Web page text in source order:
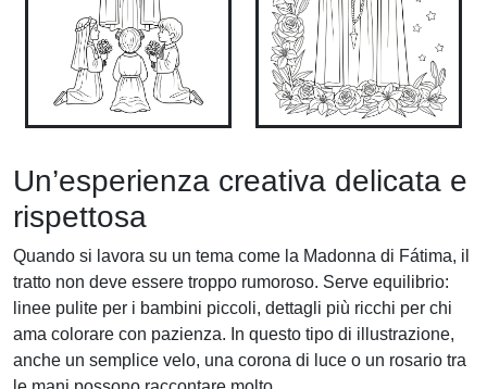
Un’esperienza creativa delicata e
rispettosa
Quando si lavora su un tema come la Madonna di Fátima, il
tratto non deve essere troppo rumoroso. Serve equilibrio:
linee pulite per i bambini piccoli, dettagli più ricchi per chi
ama colorare con pazienza. In questo tipo di illustrazione,
anche un semplice velo, una corona di luce o un rosario tra